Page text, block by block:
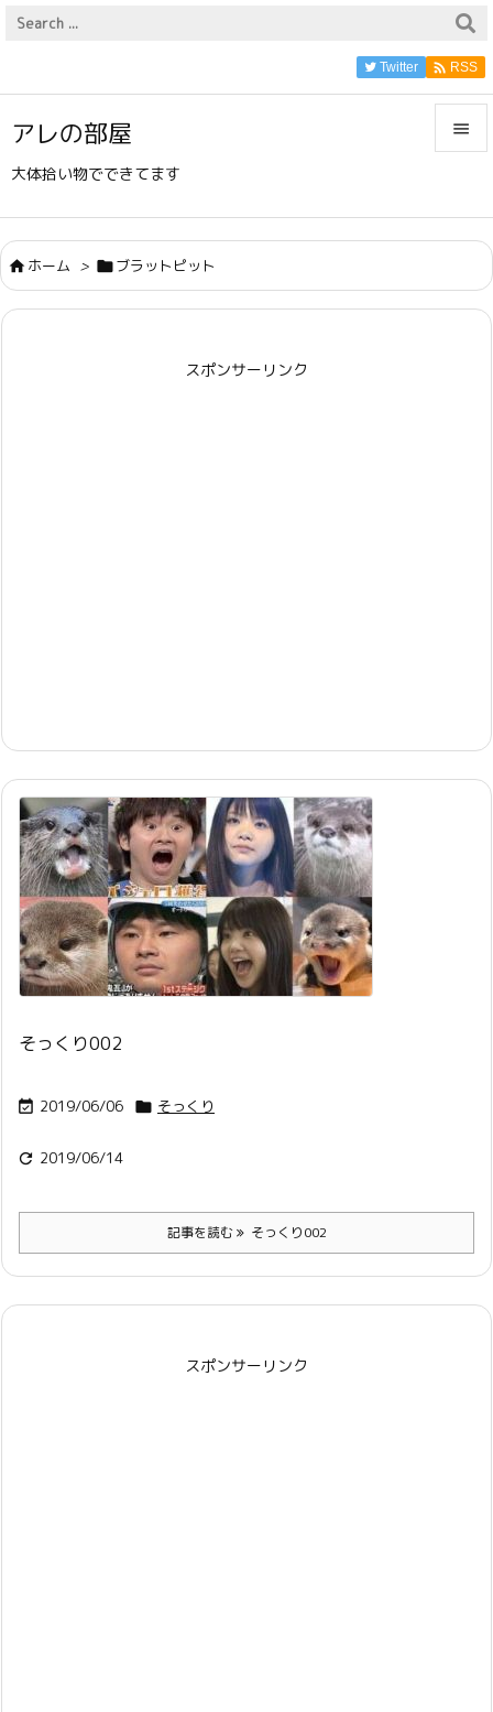
アレの部屋
大体拾い物でできてます

サイド

Twitter  RSS
ホーム > ブラットピット
スポンサーリンク
そっくり002
 2019/06/06  そっくり
 2019/06/14
記事を読む そっくり002
スポンサーリンク